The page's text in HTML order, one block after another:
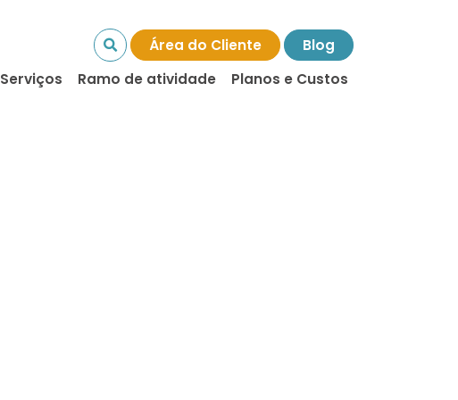
Área do Cliente
Blog
Serviços Ramo de atividade Planos e Custos